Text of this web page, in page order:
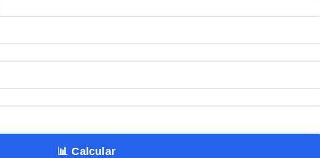
📊 Calcular